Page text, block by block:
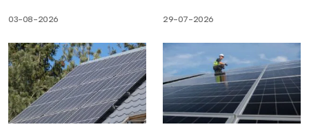
03-08-2026 29-07-2026